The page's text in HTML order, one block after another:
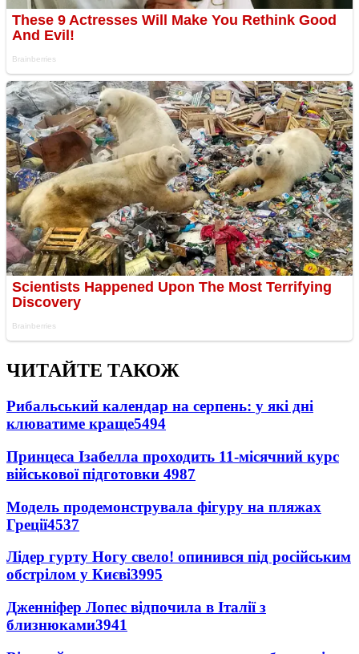
ЧИТАЙТЕ ТАКОЖ
Рибальський календар на серпень: у які дні
клюватиме краще5494
Принцеса Ізабелла проходить 11-місячний курс
військової підготовки 4987
Модель продемонструвала фігуру на пляжах
Греції4537
Лідер гурту Ногу свело! опинився під російським
обстрілом у Києві3995
Дженніфер Лопес відпочила в Італії з
близнюками3941